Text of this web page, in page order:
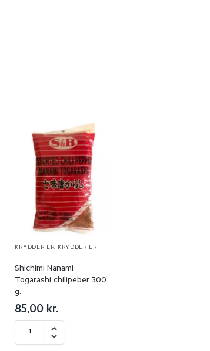
KRYDDERIER, KRYDDERIER
Shichimi Nanami
Togarashi chilipeber 300
g.
85,00 kr.